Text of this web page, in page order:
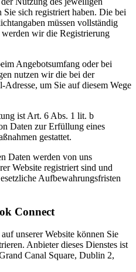
sich registriert haben. Die bei
müssen vollständig
wir die Registrierung
Angebotsumfang oder bei
nutzen wir die bei der
um Sie auf diesem Wege
ist Art. 6 Abs. 1 lit. b
Daten zur Erfüllung eines
gestattet.
Daten werden von uns
Website registriert sind und
Aufbewahrungsfristen
Connect
unserer Website können Sie
Anbieter dieses Dienstes ist
Canal Square, Dublin 2,